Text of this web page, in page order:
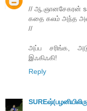
// ஆ.ஞானசேகரன்
கதை கலம் அந்த
//
அப்ப சரிங்க,
இஃகிஃகி!
Reply